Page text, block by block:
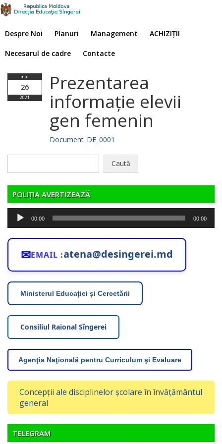
Despre Noi Planuri Management ACHIZIȚII
Necesarul de cadre Contacte
mai
26
2021
Prezentarea
informație elevii
gen femenin
Document_DE_0001
POLIȚIA AVERTIZEAZĂ
Player
audio
00:00 00:00
✉EMAIL :atena@desingerei.md
Ministerul Educației și Cercetării
Consiliul Raional Sîngerei
Agenţia Naţională pentru Curriculum şi Evaluare
Concepții ale disciplinelor școlare în învățământul
general
TELEGRAM